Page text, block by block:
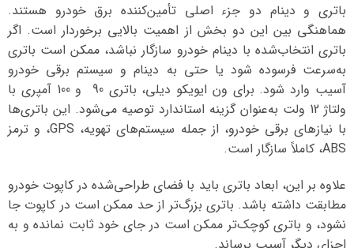
باتری و دینام دو جزء اصلی تأمین‌کننده برق خودرو هستند.
هماهنگی بین این دو بخش از اهمیت بالایی برخوردار است. اگر
باتری انتخاب‌شده با دینام خودرو سازگار نباشد، ممکن است باتری
به‌سرعت فرسوده شود یا حتی به دینام و سیستم برقی خودرو
آسیب وارد شود. برای ون ایویکو دیلی، باتری 90 و 100 آمپری با
ولتاژ 12 ولت به‌عنوان گزینه استاندارد توصیه می‌شود. این باتری‌ها
با نیازهای برقی خودرو، از جمله سیستم‌های تهویه، GPS، و ترمز
ABS، کاملاً سازگار است.
علاوه بر این، ابعاد باتری باید با فضای طراحی‌شده در کاپوت خودرو
مطابقت داشته باشد. باتری بزرگ‌تر از حد ممکن است در کاپوت جا
نشود، و باتری کوچک‌تر ممکن است در جای خود ثابت نمانده و به